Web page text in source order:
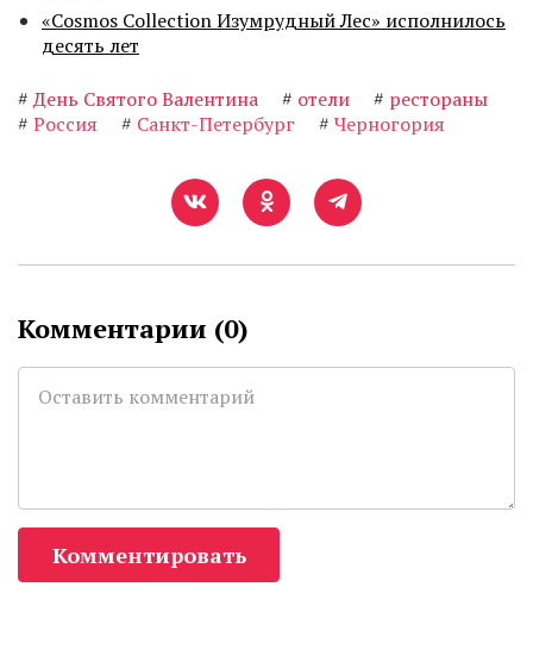
«Cosmos Collection Изумрудный Лес» исполнилось
десять лет
# День Святого Валентина # отели # рестораны
# Россия # Санкт-Петербург # Черногория
Комментарии (0)
Комментировать